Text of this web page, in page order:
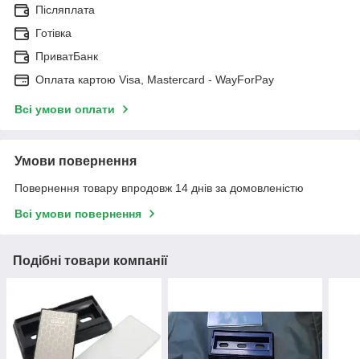
Післяплата
Готівка
ПриватБанк
Оплата картою Visa, Mastercard - WayForPay
Всі умови оплати
Умови повернення
Повернення товару впродовж 14 днів за домовленістю
Всі умови повернення
Подібні товари компанії